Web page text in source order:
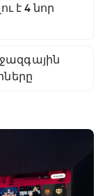
է 4 նոր